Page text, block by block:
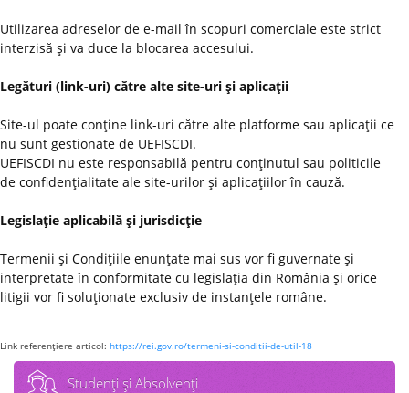
Utilizarea adreselor de e-mail în scopuri comerciale este strict
interzisă şi va duce la blocarea accesului.
Legături (link-uri) către alte site-uri şi aplicaţii
Site-ul poate conţine link-uri către alte platforme sau aplicaţii ce
nu sunt gestionate de UEFISCDI.
UEFISCDI nu este responsabilă pentru conţinutul sau politicile
de confidenţialitate ale site-urilor şi aplicaţiilor în cauză.
Legislaţie aplicabilă şi jurisdicţie
Termenii şi Condiţiile enunţate mai sus vor fi guvernate şi
interpretate în conformitate cu legislaţia din România şi orice
litigii vor fi soluţionate exclusiv de instanţele române.
Link referenţiere articol: https://rei.gov.ro/termeni-si-conditii-de-util-18
Studenţi şi Absolvenţi